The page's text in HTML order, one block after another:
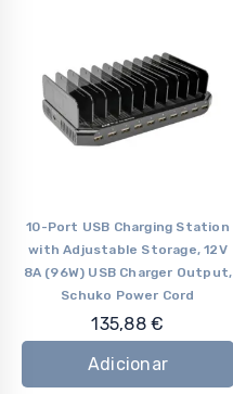
10-Port USB Charging Station
with Adjustable Storage, 12V
8A (96W) USB Charger Output,
Schuko Power Cord
135,88€
Adicionar